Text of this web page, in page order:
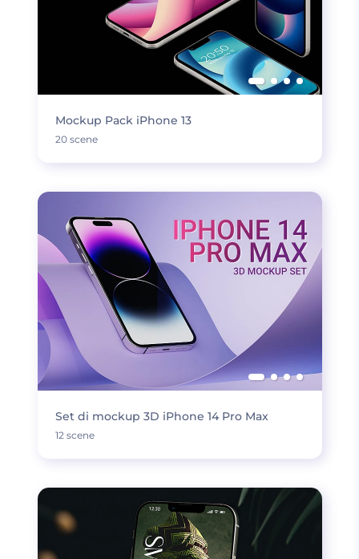
Mockup Pack iPhone 13
20 scene
Set di mockup 3D iPhone 14 Pro Max
12 scene